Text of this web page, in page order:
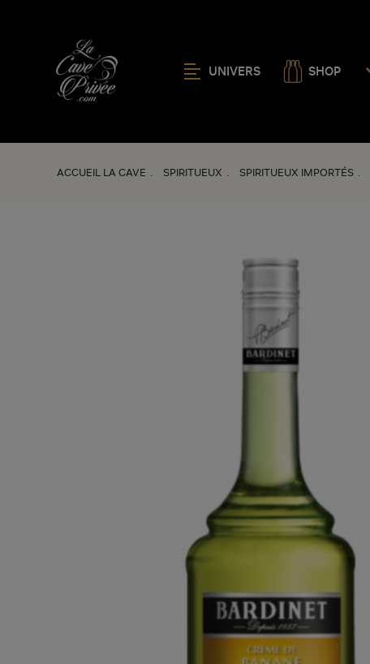
UNIVERS SHOP
ACCUEIL LA CAVE SPIRITUEUX SPIRITUEUX IMPORTÉS